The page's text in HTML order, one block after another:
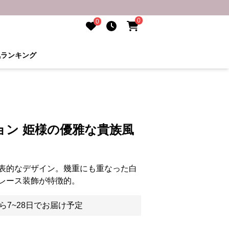
0 0
ンキング
姫様の優雅な貴族風
的なデザイン。幾重にも重なった白
ース装飾が特徴的。
7~28日でお届け予定